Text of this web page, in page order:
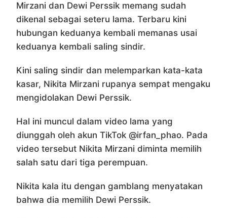
Mirzani dan Dewi Perssik memang sudah
dikenal sebagai seteru lama. Terbaru kini
hubungan keduanya kembali memanas usai
keduanya kembali saling sindir.
Kini saling sindir dan melemparkan kata-kata
kasar, Nikita Mirzani rupanya sempat mengaku
mengidolakan Dewi Perssik.
Hal ini muncul dalam video lama yang
diunggah oleh akun TikTok @irfan_phao. Pada
video tersebut Nikita Mirzani diminta memilih
salah satu dari tiga perempuan.
Nikita kala itu dengan gamblang menyatakan
bahwa dia memilih Dewi Perssik.